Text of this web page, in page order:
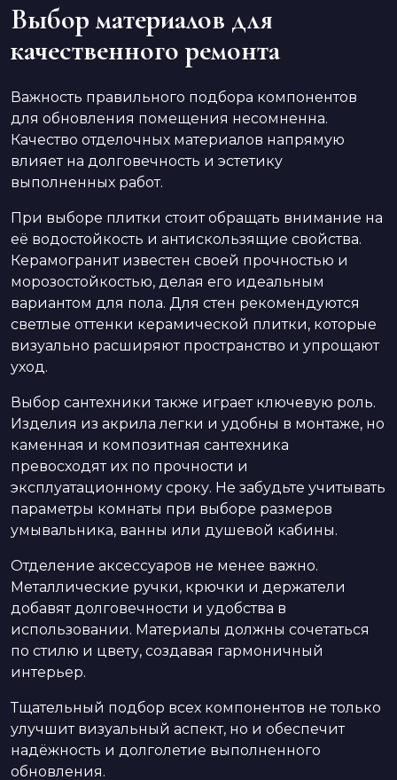
Выбор материалов для
качественного ремонта
Важность правильного подбора компонентов
для обновления помещения несомненна.
Качество отделочных материалов напрямую
влияет на долговечность и эстетику
выполненных работ.
При выборе плитки стоит обращать внимание на
её водостойкость и антискользящие свойства.
Керамогранит известен своей прочностью и
морозостойкостью, делая его идеальным
вариантом для пола. Для стен рекомендуются
светлые оттенки керамической плитки, которые
визуально расширяют пространство и упрощают
уход.
Выбор сантехники также играет ключевую роль.
Изделия из акрила легки и удобны в монтаже, но
каменная и композитная сантехника
превосходят их по прочности и
эксплуатационному сроку. Не забудьте учитывать
параметры комнаты при выборе размеров
умывальника, ванны или душевой кабины.
Отделение аксессуаров не менее важно.
Металлические ручки, крючки и держатели
добавят долговечности и удобства в
использовании. Материалы должны сочетаться
по стилю и цвету, создавая гармоничный
интерьер.
Тщательный подбор всех компонентов не только
улучшит визуальный аспект, но и обеспечит
надёжность и долголетие выполненного
обновления.